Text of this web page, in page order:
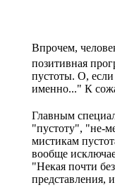
Впрочем,
позитивная
пустоты. О, если
именно..." К
Главным
"пустоту", "не-
мистикам
вообще
"Некая почти
представления,